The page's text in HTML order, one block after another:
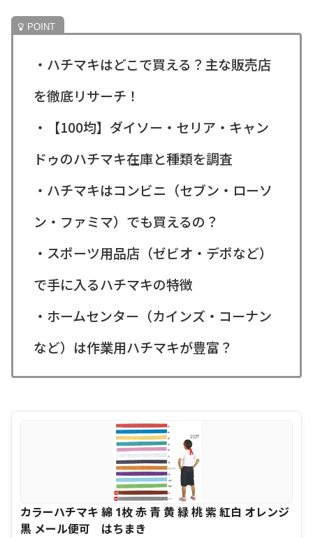
・ハチマキはどこで買える？主な販売店
を徹底リサーチ！
・【100均】ダイソー・セリア・キャン
ドゥのハチマキ在庫と種類を調査
・ハチマキはコンビニ（セブン・ローソ
ン・ファミマ）でも買えるの？
・スポーツ用品店（ゼビオ・デポなど）
で手に入るハチマキの特徴
・ホームセンター（カインズ・コーナン
など）は作業用ハチマキが豊富？
カラーハチマキ 綿 1枚 赤 青 黄 緑 桃 紫 紅白 オレンジ
黒 メール便可 はちまき